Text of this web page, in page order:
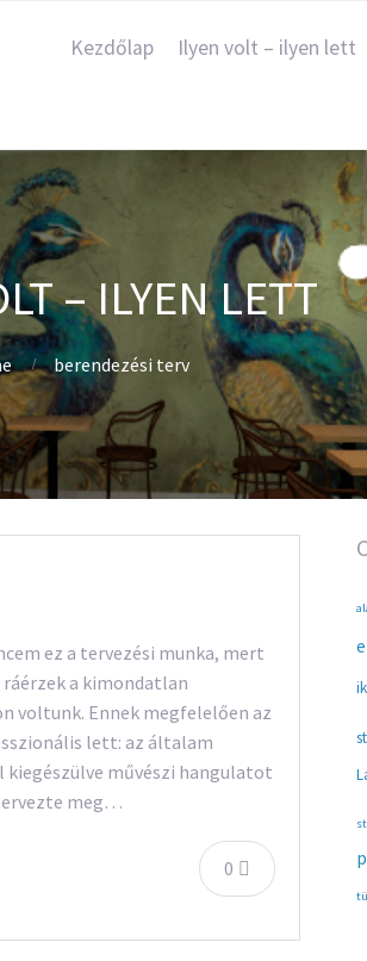
Kezdőlap Ilyen volt – ilyen lett
– ILYEN LETT
berendezési terv
ez a tervezési munka, mert
a kimondatlan
voltunk. Ennek megfelelően az
lett: az általam
művészi hangulatot
meg…
0